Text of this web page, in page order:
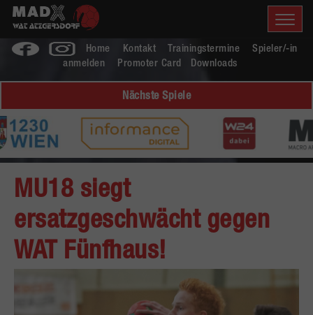
Home Kontakt Trainingstermine
Spieler/-in
anmelden
Promoter Card Downloads
Nächste Spiele
MU18 siegt
ersatzgeschwächt gegen
WAT Fünfhaus!